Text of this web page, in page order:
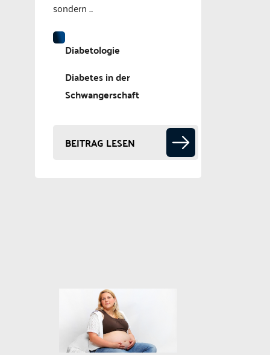
sondern ...
Diabetologie
Diabetes in der
Schwangerschaft
BEITRAG LESEN